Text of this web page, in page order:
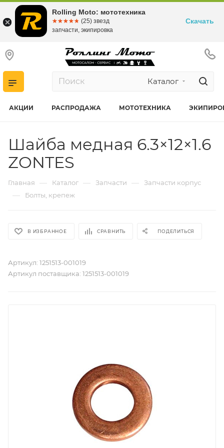
Каталог
АКЦИИ РАСПРОДАЖА МОТОТЕХНИКА
Шайба медная 6.3×12×1.6
ZONTES
Главная — Каталог — Запчасти — Запчасти корпус
— Болты, крепеж
В ИЗБРАННОЕ СРАВНИТЬ ПОДЕЛИТЬСЯ
Артикул: 1251513-001019
Артикул поставщика: 1251513-001019
Rolling Moto: мототехника
☆☆☆☆☆
★★★★★ (25) звезд
запчасти, экипировка
Скачать